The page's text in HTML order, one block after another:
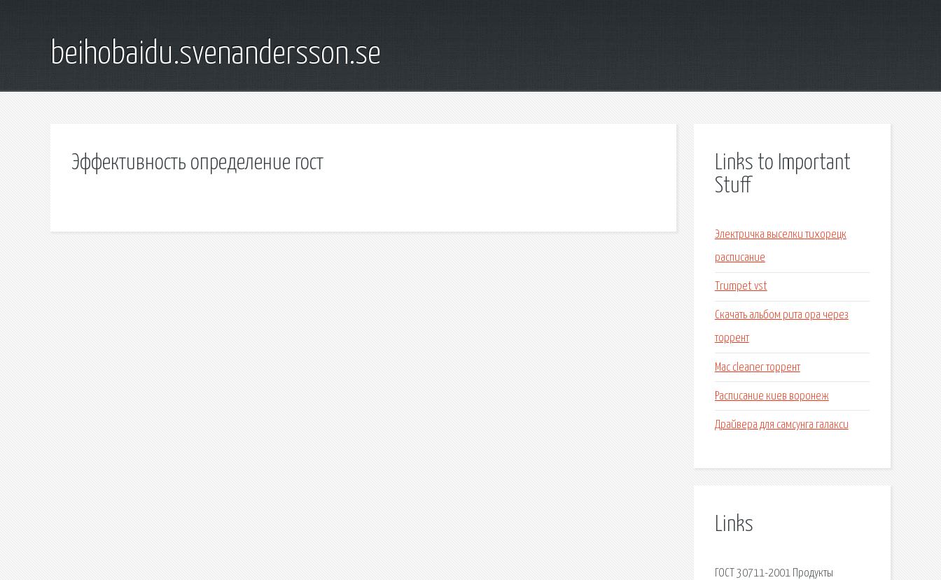
beihobaidu.svenandersson.se
Эффективность определение гост
Links to Important
Stuff
Электричка выселки тихорецк
расписание
Trumpet vst
Скачать альбом рита ора через
торрент
Mac cleaner торрент
Расписание киев воронеж
Драйвера для самсунга галакси
Links
ГОСТ 30711-2001 Продукты